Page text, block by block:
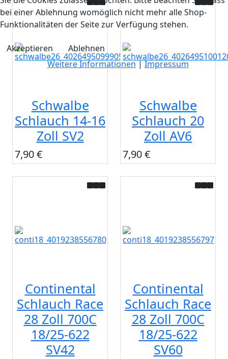
Schwalbe
Schlauch 14-16
Zoll SV2
7,90 €
Schwalbe
Schlauch 20
Zoll AV6
7,90 €
Continental
Schlauch Race
28 Zoll 700C
18/25-622
SV42
Continental
Schlauch Race
28 Zoll 700C
18/25-622
SV60
bei einer Ablehnung womöglich nicht mehr alle Shop-
Funktionalitäten der Seite zur Verfügung stehen.
Akzeptieren
Ablehnen
Weitere Informationen|Impressum